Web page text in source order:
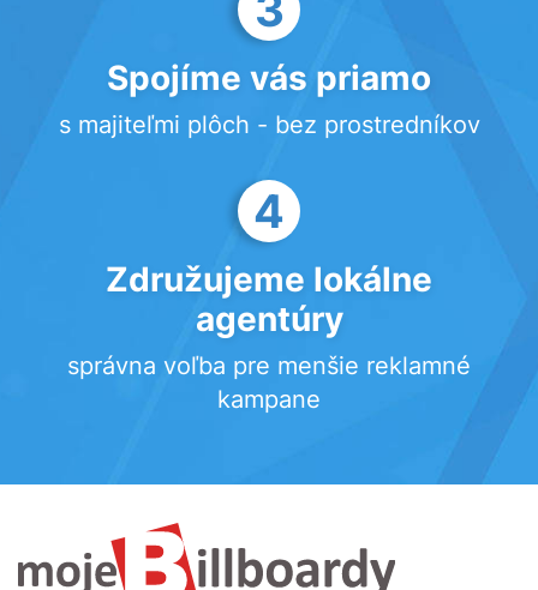
Spojíme vás priamo
s majiteľmi plôch - bez prostredníkov
4
Združujeme lokálne
agentúry
správna voľba pre menšie reklamné
kampane